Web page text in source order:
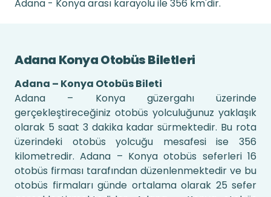
Adana - Konya arası karayolu ile 356 km'dir.
Adana Konya Otobüs Biletleri
Adana – Konya Otobüs Bileti
Adana – Konya güzergahı üzerinde
gerçekleştireceğiniz otobüs yolculuğunuz yaklaşık
olarak 5 saat 3 dakika kadar sürmektedir. Bu rota
üzerindeki otobüs yolcuğu mesafesi ise 356
kilometredir. Adana – Konya otobüs seferleri 16
otobüs firması tarafından düzenlenmektedir ve bu
otobüs firmaları günde ortalama olarak 25 sefer